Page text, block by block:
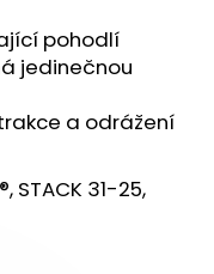
pohodlí
jedinečnou
a odrážení
STACK 31-25,